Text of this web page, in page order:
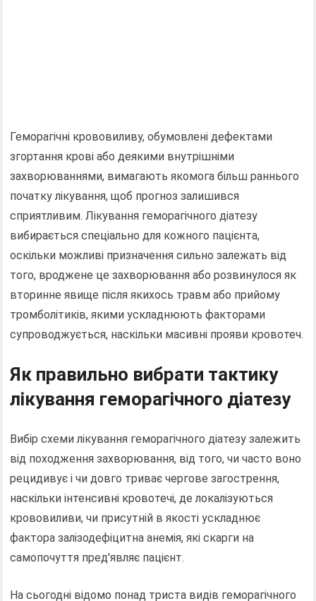
Геморагічні крововиливу, обумовлені дефектами
згортання крові або деякими внутрішніми
захворюваннями, вимагають якомога більш раннього
початку лікування, щоб прогноз залишився
сприятливим. Лікування геморагічного діатезу
вибирається спеціально для кожного пацієнта,
оскільки можливі призначення сильно залежать від
того, вроджене це захворювання або розвинулося як
вторинне явище після якихось травм або прийому
тромболітиків, якими ускладнюють факторами
супроводжується, наскільки масивні прояви кровотеч.
Як правильно вибрати тактику
лікування геморагічного діатезу
Вибір схеми лікування геморагічного діатезу залежить
від походження захворювання, від того, чи часто воно
рецидивує і чи довго триває чергове загострення,
наскільки інтенсивні кровотечі, де локалізуються
крововиливи, чи присутній в якості ускладнює
фактора залізодефіцитна анемія, які скарги на
самопочуття пред'являє пацієнт.
На сьогодні відомо понад триста видів геморагічного